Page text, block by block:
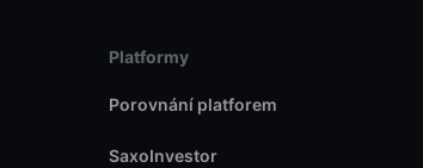
Platformy
Porovnání platforem
SaxoInvestor